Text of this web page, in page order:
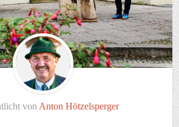
von Anton Hötzelsperger